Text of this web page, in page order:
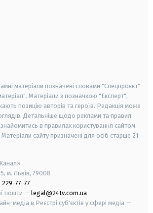
матеріали позначені словами "Спецпроєкт"
Матеріали з позначкою "Експерт",
позицію авторів та героїв. Редакція може
Детальніше щодо реклами та правил
в правилах користування сайтом.
Матеріали сайту призначені для осіб старше 21
м. Львів, 79008
77-77
пошти — legal@24tv.com.ua
медіа в Реєстрі суб'єктів у сфері медіа —